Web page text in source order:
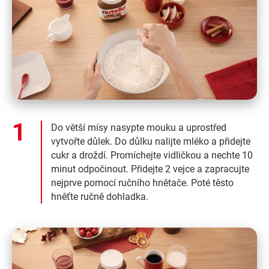
Do větší mísy nasypte mouku a uprostřed
vytvořte důlek. Do důlku nalijte mléko a přidejte
cukr a droždí. Promíchejte vidličkou a nechte 10
minut odpočinout. Přidejte 2 vejce a zapracujte
nejprve pomocí ručního hnětače. Poté těsto
hněťte ručně dohladka.